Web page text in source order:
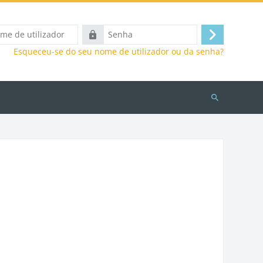
Senha
Entrar
Esqueceu-se do seu nome de utilizador ou da senha?
Pesquisar